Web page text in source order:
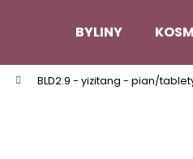
BYLINY
BLD2.9 - yizitang - pian/